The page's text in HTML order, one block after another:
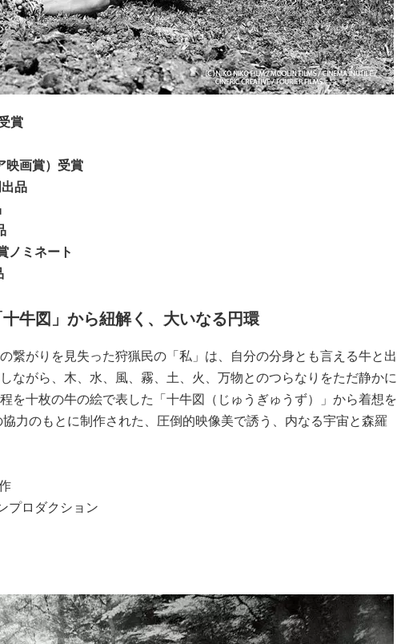
賞
映画賞）受賞
品
ノミネート
⽜図」から紐解く、⼤いなる円環
繋がりを⾒失った狩猟⺠の「私」は、⾃分の分⾝とも⾔える⽜と出
ながら、⽊、⽔、⾵、霧、⼟、⽕、万物とのつらなりをただ静かに
を⼗枚の⽜の絵で表した「⼗⽜図（じゅうぎゅうず）」から着想を
力のもとに制作された、圧倒的映像美で誘う、内なる宇宙と森羅
プロダクション